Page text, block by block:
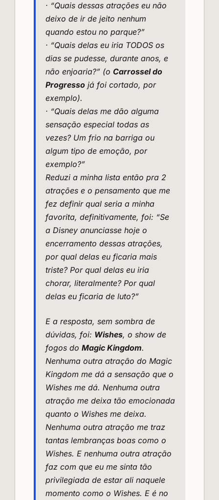
· “Quais dessas atrações eu não
deixo de ir de jeito nenhum
quando estou no parque?”
· “Quais delas eu iria TODOS os
dias se pudesse, durante anos, e
não enjoaria?” (o Carrossel do
Progresso já foi cortado, por
exemplo).
· “Quais delas me dão alguma
sensação especial todas as
vezes? Um frio na barriga ou
algum tipo de emoção, por
exemplo?”
Reduzi a minha lista então pra 2
atrações e o pensamento que me
fez definir qual seria a minha
favorita, definitivamente, foi: “Se
a Disney anunciasse hoje o
encerramento dessas atrações,
por qual delas eu ficaria mais
triste? Por qual delas eu iria
chorar, literalmente? Por qual
delas eu ficaria de luto?”
E a resposta, sem sombra de
dúvidas, foi: Wishes, o show de
fogos do Magic Kingdom.
Nenhuma outra atração do Magic
Kingdom me dá a sensação que o
Wishes me dá. Nenhuma outra
atração me deixa tão emocionada
quanto o Wishes me deixa.
Nenhuma outra atração me traz
tantas lembranças boas como o
Wishes. E nenhuma outra atração
faz com que eu me sinta tão
privilegiada de estar ali naquele
momento como o Wishes. E é no